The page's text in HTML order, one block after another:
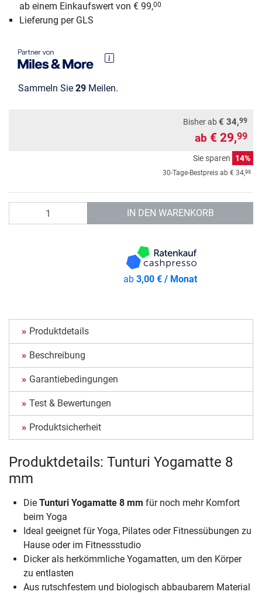
ab einem Einkaufswert von € 99,00
Lieferung per GLS
Sammeln Sie 29 Meilen.
Bisher ab€ 34,99
ab € 29,99
Sie sparen 14%
30-Tage-Bestpreis ab € 34,99
IN DEN WARENKORB
ab3,00 € / Monat
Produktdetails
Beschreibung
Garantiebedingungen
Test & Bewertungen
Produktsicherheit
Produktdetails: Tunturi Yogamatte 8
mm
Die Tunturi Yogamatte 8 mm für noch mehr Komfort
beim Yoga
Ideal geeignet für Yoga, Pilates oder Fitnessübungen zu
Hause oder im Fitnessstudio
Dicker als herkömmliche Yogamatten, um den Körper
zu entlasten
Aus rutschfestem und biologisch abbaubarem Material